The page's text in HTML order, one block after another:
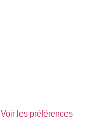
Voir les préférences